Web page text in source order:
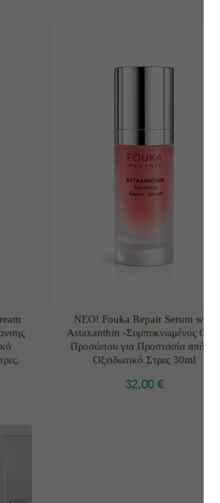
ΝΕO! Fouka Repair Serum with
Astaxanthin -Συμπυκνωμένος Ορός
Προσώπου για Προστασία από το
Οξειδωτικό Στρες 30ml
32,00 €